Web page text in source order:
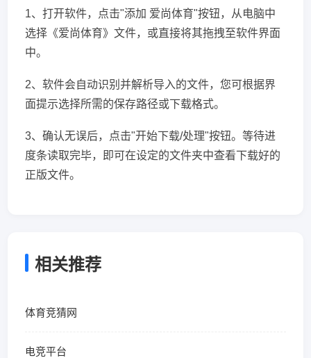
1、打开软件，点击"添加 爱尚体育"按钮，从电脑中
选择《爱尚体育》文件，或直接将其拖拽至软件界面
中。
2、软件会自动识别并解析导入的文件，您可根据界
面提示选择所需的保存路径或下载格式。
3、确认无误后，点击"开始下载/处理"按钮。等待进
度条读取完毕，即可在设定的文件夹中查看下载好的
正版文件。
相关推荐
体育竞猜网
电竞平台